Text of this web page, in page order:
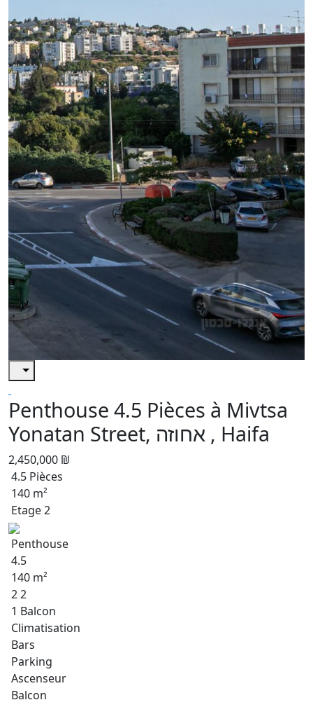
Penthouse 4.5 Pièces à Mivtsa
Yonatan Street, אחוזה , Haifa
2,450,000 ₪
4.5 Pièces
140 m²
Etage 2
Penthouse
4.5
140 m²
2 2
1 Balcon
Climatisation
Bars
Parking
Ascenseur
Balcon